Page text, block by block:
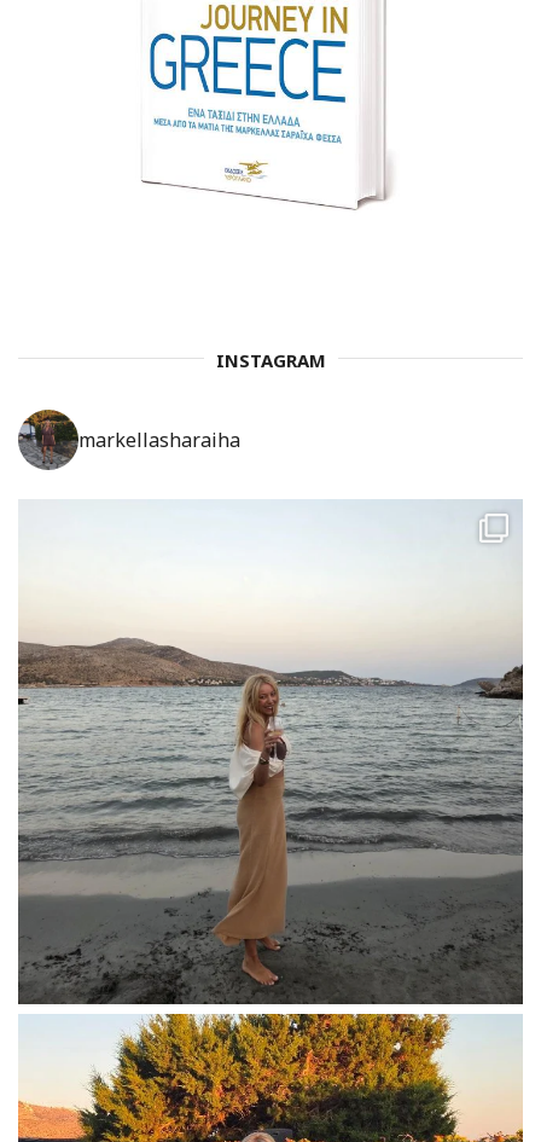
INSTAGRAM
markellasharaiha